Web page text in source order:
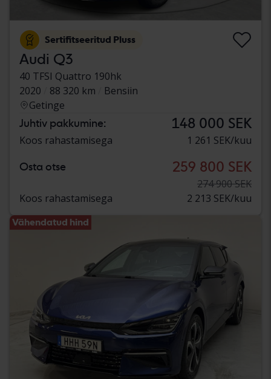
Sertifitseeritud Pluss
Audi Q3
40 TFSI Quattro 190hk
2020
88 320 km
Bensiin
Getinge
Juhtiv pakkumine: 148 000 SEK
Koos rahastamisega 1 261 SEK/kuu
Osta otse 259 800 SEK
274 900 SEK
Koos rahastamisega
2 213 SEK/kuu
Vähendatud hind